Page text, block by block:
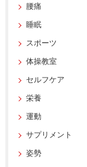
腰痛
睡眠
スポーツ
体操教室
セルフケア
栄養
運動
サプリメント
姿勢